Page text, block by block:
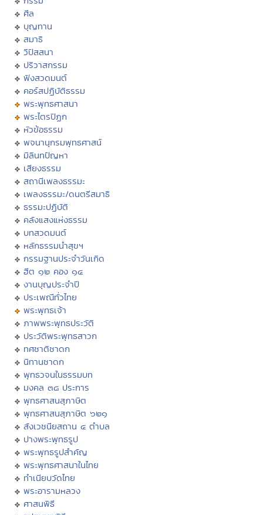
ศีล
บุญทาน
สมาธิ
วิปัสสนา
ปริวาสกรรม
ฟังสวดมนต์
คอร์สปฏิบัติธรรม
พระพุทธศาสนา
พระไตรปิฏก
หัวข้อธรรม
พจนานุกรมพุทธศาสน์
มิลินทปัญหา
เสียงธรรม
สถานีเพลงธรรมะ
เพลงธรรมะ/ดนตรีสมาธิ
ธรรมะปฏิบัติ
คลังแสงแห่งธรรม
บทสวดมนต์
หลักธรรมนำสุขฯ
กรรมฐานประจำวันเกิด
ฮีต ๑๒ คอง ๑๔
งานบุญประจำปี
ประเพณีทั่วไทย
พระพุทธเจ้า
ภาพพระพุทธประวัติ
ประวัติพระพุทธสาวก
ทศชาติชาดก
นิทานชาดก
พุทธวจนในธรรมบท
มงคล ๓๘ ประการ
พุทธศาสนสุภาษิต
พุทธศาสนสุภาษิต ๖๒๑
สังเวชนียสถาน ๔ ตำบล
ปางพระพุทธรูป
พระพุทธรูปสำคัญ
พระพุทธศาสนาในไทย
ทำเนียบวัดไทย
พระอารามหลวง
ศาสนพิธี